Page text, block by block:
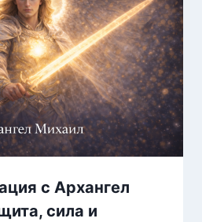
с Архангел
сила и